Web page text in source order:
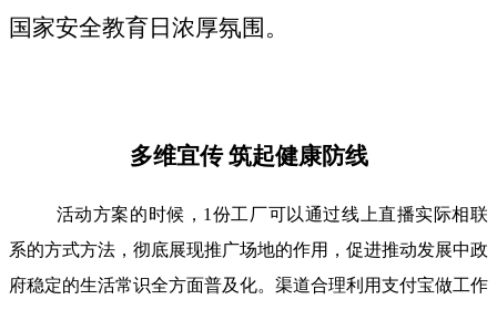
国家安全教育日浓厚氛围。
多维宜传 筑起健康防线
活动方案的时候，1份工厂可以通过线上直播实际相联
系的方式方法，彻底展现推广场地的作用，促进推动发展中政
府稳定的生活常识全方面普及化。渠道合理利用支付宝做工作